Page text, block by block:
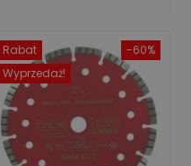
-60%
Rabat
Wyprzedaż!